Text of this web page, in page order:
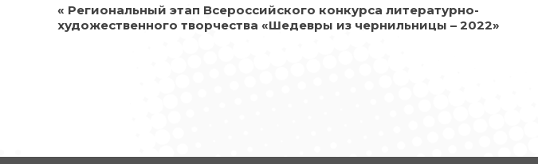
НАВИГАЦИЯ
МЕРОПРИЯТИЕ
« Региональный этап Всероссийского конкурса литературно-
художественного творчества «Шедевры из чернильницы – 2022»